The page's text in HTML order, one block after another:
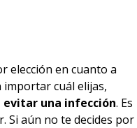
elección en cuanto a
importar cuál elijas,
evitar una infección. Es
Si aún no te decides por